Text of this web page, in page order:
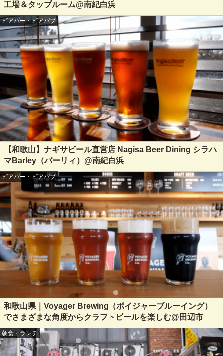
工場＆タップルーム@南紀白浜
ビアバー・ビアパブ
【和歌山】ナギサビール直営店 Nagisa Beer Dining シラハ
マBarley（バーリィ）@南紀白浜
ビアバー・ビアパブ
和歌山県｜Voyager Brewing（ボイジャーブルーイング）
でさまざまな角度からクラフトビールを楽しむ@田辺市
朝食・ランチ